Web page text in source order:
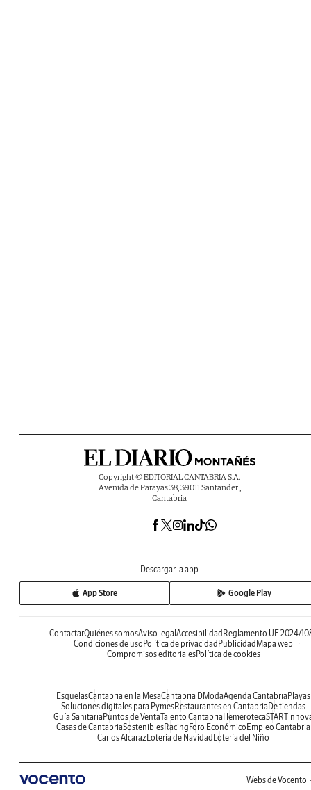
Copyright © EDITORIAL CANTABRIA S.A.
Avenida de Parayas 38, 39011 Santander ,
Cantabria
Descargar la app
App Store Google Play
ContactarQuiénes somosAviso legalAccesibilidadReglamento UE 2024/
Condiciones de usoPolítica de privacidadPublicidadMapa web
Compromisos editorialesPolítica de cookies
EsquelasCantabria en la MesaCantabria DModaAgenda CantabriaPlayas
Soluciones digitales para PymesRestaurantes en CantabriaDe tiendas
Guía SanitariaPuntos de VentaTalento CantabriaHemeroteca
Casas de CantabriaSosteniblesRacingForo EconómicoEmpleo Cantabria
Carlos AlcarazLotería de NavidadLotería del Niño
Webs de Vocento